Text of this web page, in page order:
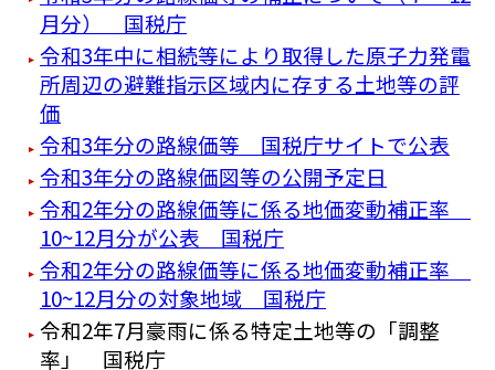
月分） 国税庁
令和3年中に相続等により取得した原子力発電
所周辺の避難指示区域内に存する土地等の評
価
令和3年分の路線価等 国税庁サイトで公表
令和3年分の路線価図等の公開予定日
令和2年分の路線価等に係る地価変動補正率
10~12月分が公表 国税庁
令和2年分の路線価等に係る地価変動補正率
10~12月分の対象地域 国税庁
令和2年7月豪雨に係る特定土地等の「調整
率」 国税庁